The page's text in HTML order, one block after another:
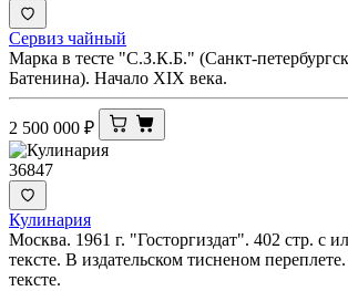
Сервиз чайный
Марка в тесте "С.З.К.Б." (Санкт-
Батенина). Начало XIX века.
2 500 000 ₽
36847
Кулинария
Москва. 1961 г. "Госторгиздат". 402 стр. с
тексте. В издательском тисненом
тексте.